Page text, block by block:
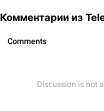
Комментарии из